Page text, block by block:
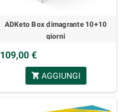
ADKeto Box dimagrante 10+10
giorni
109,00 €
shopping_cart AGGIUNGI